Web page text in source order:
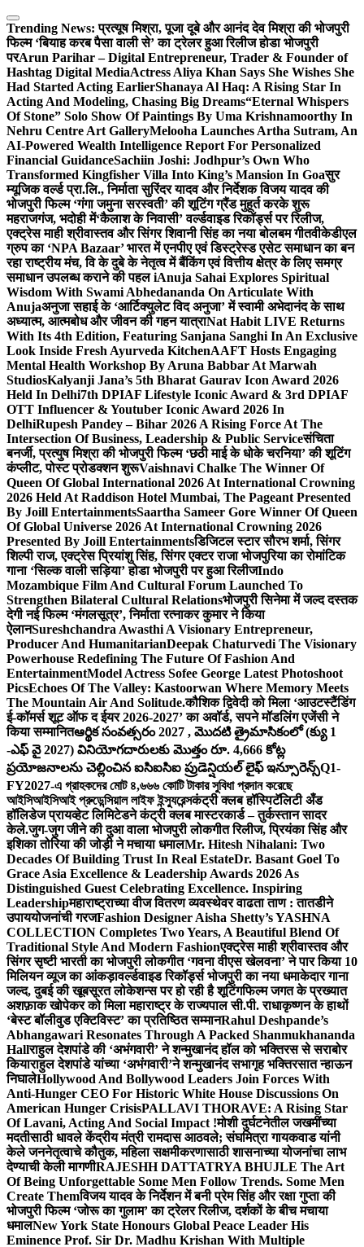
Skip
to
content
Trending News: प्रत्यूष मिश्रा, पूजा दूबे और आनंद देव मिश्रा की भोजपुरी
फिल्म ‘बियाह करब पैसा वाली से’ का ट्रेलर हुआ रिलीज होडा भोजपुरी
परArun Parihar – Digital Entrepreneur, Trader & Founder of
Hashtag Digital MediaActress Aliya Khan Says She Wishes She
Had Started Acting EarlierShanaya Al Haq: A Rising Star In
Acting And Modeling, Chasing Big Dreams“Eternal Whispers
Of Stone” Solo Show Of Paintings By Uma Krishnamoorthy In
Nehru Centre Art GalleryMelooha Launches Artha Sutram, An
AI-Powered Wealth Intelligence Report For Personalized
Financial GuidanceSachiin Joshi: Jodhpur’s Own Who
Transformed Kingfisher Villa Into King’s Mansion In Goaसुर
म्यूजिक वर्ल्ड प्रा.लि., निर्माता सुरिंदर यादव और निर्देशक विजय यादव की
भोजपुरी फिल्म ‘गंगा जमुना सरस्वती’ की शूटिंग ग्रैंड मुहूर्त करके शुरू
महराजगंज, भदोही में‘कैलाश के निवासी’ वर्ल्डवाइड रिकॉर्ड्स पर रिलीज,
एक्ट्रेस माही श्रीवास्तव और सिंगर शिवानी सिंह का नया बोलबम गीतवीकेडीएल
ग्रुप का ‘NPA Bazaar’ भारत में एनपीए एवं डिस्ट्रेस्ड एसेट समाधान का बन
रहा राष्ट्रीय मंच, वि के दुबे के नेतृत्व में बैंकिंग एवं वित्तीय क्षेत्र के लिए समग्र
समाधान उपलब्ध कराने की पहल iAnuja Sahai Explores Spiritual
Wisdom With Swami Abhedananda On Articulate With
Anujaअनुजा सहाई के ‘आर्टिक्युलेट विद अनुजा’ में स्वामी अभेदानंद के साथ
अध्यात्म, आत्मबोध और जीवन की गहन यात्राNat Habit LIVE Returns
With Its 4th Edition, Featuring Sanjana Sanghi In An Exclusive
Look Inside Fresh Ayurveda KitchenAAFT Hosts Engaging
Mental Health Workshop By Aruna Babbar At Marwah
StudiosKalyanji Jana’s 5th Bharat Gaurav Icon Award 2026
Held In Delhi7th DPIAF Lifestyle Iconic Award & 3rd DPIAF
OTT Influencer & Youtuber Iconic Award 2026 In
DelhiRupesh Pandey – Bihar 2026 A Rising Force At The
Intersection Of Business, Leadership & Public Serviceसंचिता
बनर्जी, प्रत्युष मिश्रा की भोजपुरी फिल्म ‘छठी माई के धोके चरनिया’ की शूटिंग
कंप्लीट, पोस्ट प्रोडक्शन शुरूVaishnavi Chalke The Winner Of
Queen Of Global International 2026 At International Crowning
2026 Held At Raddison Hotel Mumbai, The Pageant Presented
By Joill EntertainmentsSaartha Sameer Gore Winner Of Queen
Of Global Universe 2026 At International Crowning 2026
Presented By Joill Entertainmentsडिजिटल स्टार सौरभ शर्मा, सिंगर
शिल्पी राज, एक्ट्रेस प्रियांशु सिंह, सिंगर एक्टर राजा भोजपुरिया का रोमांटिक
गाना ‘सिल्क वाली सड़िया’ होडा भोजपुरी पर हुआ रिलीजIndo
Mozambique Film And Cultural Forum Launched To
Strengthen Bilateral Cultural Relationsभोजपुरी सिनेमा में जल्द दस्तक
देगी नई फिल्म ‘मंगलसूत्र’, निर्माता रत्नाकर कुमार ने किया
ऐलानSureshchandra Awasthi A Visionary Entrepreneur,
Producer And HumanitarianDeepak Chaturvedi The Visionary
Powerhouse Redefining The Future Of Fashion And
EntertainmentModel Actress Sofee George Latest Photoshoot
PicsEchoes Of The Valley: Kastoorwan Where Memory Meets
The Mountain Air And Solitude.कौशिक द्विवेदी को मिला ‘आउटस्टैंडिंग
ई-कॉमर्स शूट ऑफ द ईयर 2026-2027’ का अवॉर्ड, सपने मॉडलिंग एजेंसी ने
किया सम्मानितఆర్థిక సంవత్సరం 2027 , మొదటి త్రైమాసికంలో (క్యు 1
-ఎఫ్ వై 2027) వినియోగదారులకు మొత్తం రూ. 4,666 కోట్ల
ప్రయోజనాలను చెల్లించిన ఐసిఐసిఐ ప్రుడెన్షియల్ లైఫ్ ఇన్సూరెన్స్Q1-
FY2027-এ গ্রাহকদের মোট ৪,৬৬৬ কোটি টাকার সুবিধা প্রদান করেছে
আইসিআইসিআই প্রুডেন্সিয়াল লাইফ ইন্স্যুরেন্সकंट्री क्लब हॉस्पिटॅलिटी अँड
हॉलिडेज प्रायव्हेट लिमिटेडने कंट्री क्लब मास्टरकार्ड – तुर्कस्तान सादर
केले.जुग-जुग जीने की दुआ वाला भोजपुरी लोकगीत रिलीज, प्रियंका सिंह और
इशिका तोरिया की जोड़ी ने मचाया धमालMr. Hitesh Nihalani: Two
Decades Of Building Trust In Real EstateDr. Basant Goel To
Grace Asia Excellence & Leadership Awards 2026 As
Distinguished Guest Celebrating Excellence. Inspiring
Leadershipमहाराष्ट्राच्या वीज वितरण व्यवस्थेवर वाढता ताण : तातडीने
उपाययोजनांची गरजFashion Designer Aisha Shetty’s YASHNA
COLLECTION Completes Two Years, A Beautiful Blend Of
Traditional Style And Modern Fashionएक्ट्रेस माही श्रीवास्तव और
सिंगर सृष्टी भारती का भोजपुरी लोकगीत ‘गवना वीएस खेलवना’ ने पार किया 10
मिलियन व्यूज का आंकड़ावर्ल्डवाइड रिकॉर्ड्स भोजपुरी का नया धमाकेदार गाना
जल्द, दुबई की खूबसूरत लोकेशन्स पर हो रही है शूटिंगफिल्म जगत के प्रख्यात
अशफ़ाक खोपेकर को मिला महाराष्ट्र के राज्यपाल सी.पी. राधाकृष्णन के हाथों
‘बेस्ट बॉलीवुड एक्टिविस्ट’ का प्रतिष्ठित सम्मानRahul Deshpande’s
Abhangawari Resonates Through A Packed Shanmukhananda
Hallराहुल देशपांडे की ‘अभंगवारी’ ने शन्मुखानंद हॉल को भक्तिरस से सराबोर
कियाराहुल देशपांडे यांच्या ‘अभंगवारी’ने शन्मुखानंद सभागृह भक्तिरसात न्हाऊन
निघालेHollywood And Bollywood Leaders Join Forces With
Anti-Hunger CEO For Historic White House Discussions On
American Hunger CrisisPALLAVI THORAVE: A Rising Star
Of Lavani, Acting And Social Impact !मोशी दुर्घटनेतील जखमींच्या
मदतीसाठी धावले केंद्रीय मंत्री रामदास आठवले; संघमित्रा गायकवाड यांनी
केले जननेतृत्वाचे कौतुक, महिला सक्षमीकरणासाठी शासनाच्या योजनांचा लाभ
देण्याची केली मागणीRAJESHH DATTATRYA BHUJLE The Art
Of Being Unforgettable Some Men Follow Trends. Some Men
Create Themविजय यादव के निर्देशन में बनी प्रेम सिंह और रक्षा गुप्ता की
भोजपुरी फिल्म ‘जोरू का गुलाम’ का ट्रेलर रिलीज, दर्शकों के बीच मचाया
धमालNew York State Honours Global Peace Leader His
Eminence Prof. Sir Dr. Madhu Krishan With Multiple